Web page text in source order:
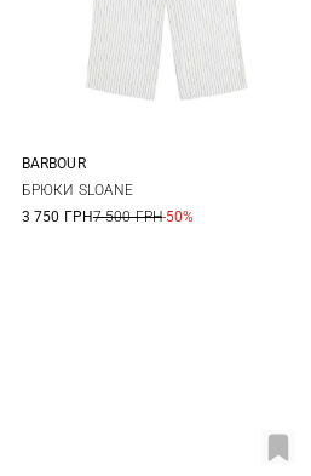
8 10
BARBOUR
БРЮКИ SLOANE
3 750 ГРН7 500 ГРН-50%